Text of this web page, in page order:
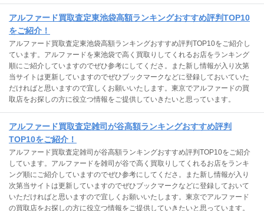
アルファード買取査定東池袋高額ランキングおすすめ評判TOP10
をご紹介！
アルファード買取査定東池袋高額ランキングおすすめ評判TOP10をご紹介し
ています。アルファードを東池袋で高く買取りしてくれるお店をランキング
順にご紹介していますのでぜひ参考にしてくださ。また新し情報が入り次第
当サイトは更新していますのでぜひブックマークなどに登録しておいていた
だければと思いますので宜しくお願いいたします。東京でアルファードの買
取店をお探しの方に役立つ情報をご提供していきたいと思っています。
アルファード買取査定雑司が谷高額ランキングおすすめ評判
TOP10をご紹介！
アルファード買取査定雑司が谷高額ランキングおすすめ評判TOP10をご紹介
しています。アルファードを雑司が谷で高く買取りしてくれるお店をランキ
ング順にご紹介していますのでぜひ参考にしてくださ。また新し情報が入り
次第当サイトは更新していますのでぜひブックマークなどに登録しておいて
いただければと思いますので宜しくお願いいたします。東京でアルファード
の買取店をお探しの方に役立つ情報をご提供していきたいと思っています。